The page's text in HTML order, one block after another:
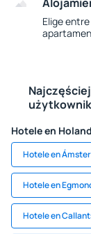
Elige
Hotele en
Hotele en
Hotele en
Hotele en